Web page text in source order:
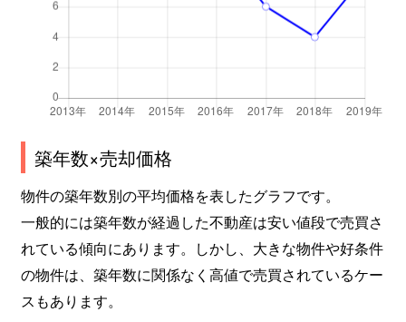
築年数×売却価格
物件の築年数別の平均価格を表したグラフです。
一般的には築年数が経過した不動産は安い値段で売買さ
れている傾向にあります。しかし、大きな物件や好条件
の物件は、築年数に関係なく高値で売買されているケー
スもあります。